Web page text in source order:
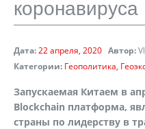
коронавируса
Дата:22 апреля, 2020 Автор:
Категории: Геополитика
Запускаемая Китаем в
Blockchain платформа,
страны по лидерству в